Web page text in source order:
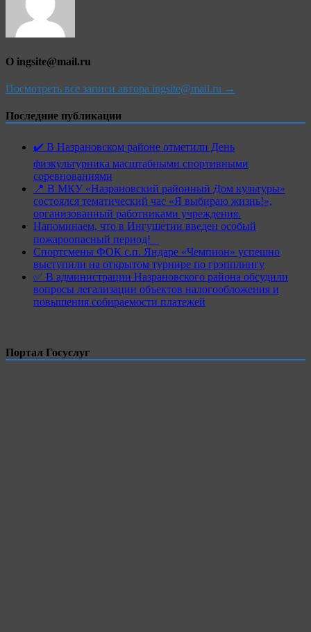
О ingsite@mail.ru
Посмотреть все записи автора ingsite@mail.ru →
Последние публикации
✔️ В Назрановском районе отметили День
физкультурника масштабными спортивными
соревнованиями
📍 В МКУ «Назрановский районный Дом культуры»
состоялся тематический час «Я выбираю жизнь!»,
организованный работниками учреждения.
Напоминаем, что в Ингушетии введен особый
пожароопасный период!⁣⁣⠀
Спортсмены ФОК с.п. Яндаре «Чемпион» успешно
выступили на открытом турнире по грэпплингу
✅ В администрации Назрановского района обсудили
вопросы легализации объектов налогообложения и
повышения собираемости платежей
Портал Госуслуг